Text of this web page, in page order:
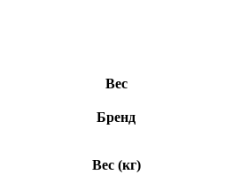
Вес
Бренд
Вес (кг)